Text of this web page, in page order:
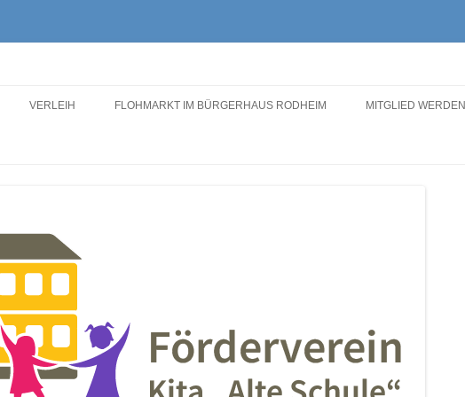
VERLEIH FLOHMARKT IM BÜRGERHAUS RODHEIM MITGLIED WERDEN